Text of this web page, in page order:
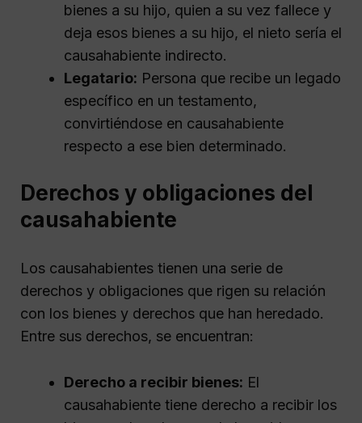
bienes a su hijo, quien a su vez fallece y
deja esos bienes a su hijo, el nieto sería el
causahabiente indirecto.
Legatario: Persona que recibe un legado
específico en un testamento,
convirtiéndose en causahabiente
respecto a ese bien determinado.
Derechos y obligaciones del
causahabiente
Los causahabientes tienen una serie de
derechos y obligaciones que rigen su relación
con los bienes y derechos que han heredado.
Entre sus derechos, se encuentran:
Derecho a recibir bienes: El
causahabiente tiene derecho a recibir los